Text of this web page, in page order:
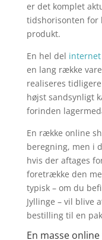
er det komplet
tidshorisonten for
produkt.
En hel del
en lang række
realiseres
højst sandsynligt
forinden
En række online
beregning, men i
hvis der aftages
foretrække den
typisk – om du
Jyllinge – vil blive
bestilling til en
En masse